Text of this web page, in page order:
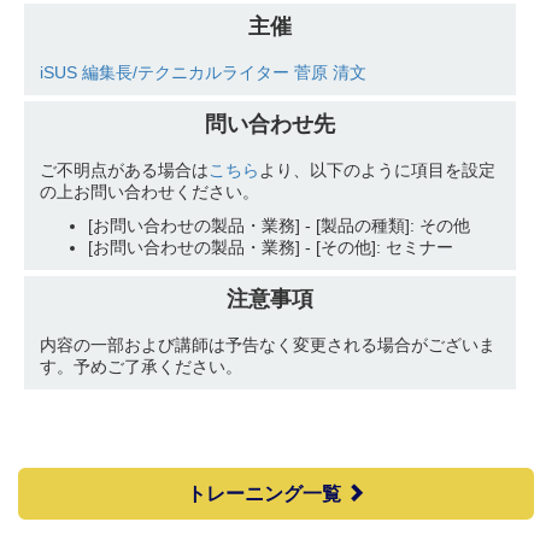
主催
iSUS 編集長/テクニカルライター 菅原 清文
問い合わせ先
ご不明点がある場合はこちら より、以下のように項目を設定
の上お問い合わせください。
[お問い合わせの製品・業務] - [製品の種類]: その他
[お問い合わせの製品・業務] - [その他]: セミナー
注意事項
内容の一部および講師は予告なく変更される場合がございま
す。予めご了承ください。
トレーニング一覧